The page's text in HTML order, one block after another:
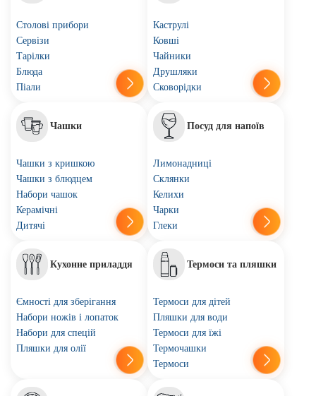
Столові прибори
Сервізи
Тарілки
Блюда
Піали
Каструлі
Ковші
Чайники
Друшляки
Сковорідки
Чашки
Чашки з кришкою
Чашки з блюдцем
Набори чашок
Керамічні
Дитячі
Посуд для напоїв
Лимонадниці
Склянки
Келихи
Чарки
Глеки
Кухонне приладдя
Ємності для зберігання
Набори ножів і лопаток
Набори для спецій
Пляшки для олії
Термоси та пляшки
Термоси для дітей
Пляшки для води
Термоси для їжі
Термочашки
Термоси